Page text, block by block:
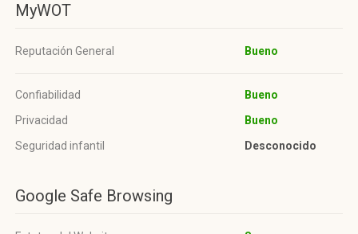
MyWOT
Reputación General Bueno
Confiabilidad
Bueno
Privacidad
Bueno
Seguridad infantil
Desconocido
Google Safe Browsing